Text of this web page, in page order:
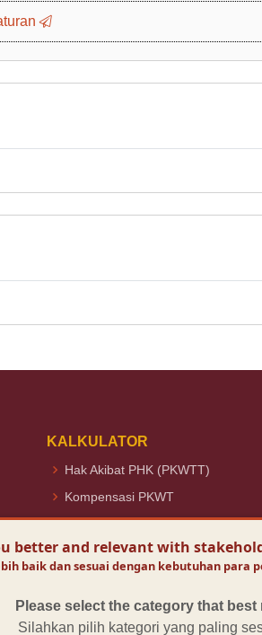
better and relevant with
baik dan sesuai dengan kebutuhan
Please select the category that
Silahkan pilih kategori yang paling
KALKULATOR
Hak Akibat PHK (PKWTT)
Kompensasi PKWT
Upah Lembur
THR